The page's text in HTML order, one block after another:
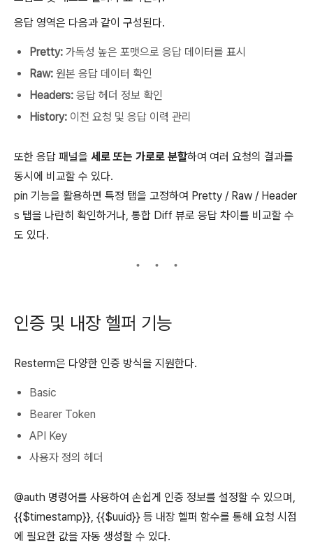
응답 영역은 다음과 같이 구성된다.
Pretty: 가독성 높은 포맷으로 응답 데이터를 표시
Raw: 원본 응답 데이터 확인
Headers: 응답 헤더 정보 확인
History: 이전 요청 및 응답 이력 관리
또한 응답 패널을 세로 또는 가로로 분할하여 여러 요청의 결과를
동시에 비교할 수 있다.
pin 기능을 활용하면 특정 탭을 고정하여 Pretty / Raw / Header
s 탭을 나란히 확인하거나, 통합 Diff 뷰로 응답 차이를 비교할 수
도 있다.
인증 및 내장 헬퍼 기능
Resterm은 다양한 인증 방식을 지원한다.
Basic
Bearer Token
API Key
사용자 정의 헤더
@auth 명령어를 사용하여 손쉽게 인증 정보를 설정할 수 있으며,
{{$timestamp}}, {{$uuid}} 등 내장 헬퍼 함수를 통해 요청 시점
에 필요한 값을 자동 생성할 수 있다.